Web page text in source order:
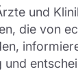
und
die von
und